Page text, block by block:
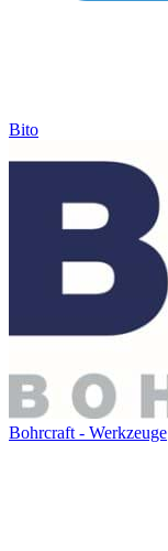
Bito
Bohrcraft - Werkzeuge